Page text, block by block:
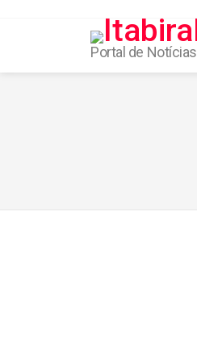
Portal de Notícias